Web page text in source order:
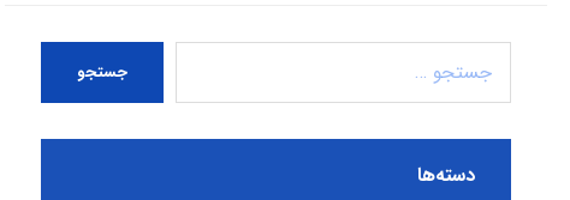
جستجو
دسته‌ها